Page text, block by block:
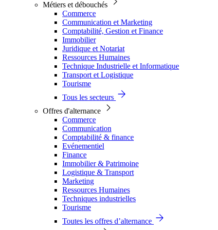
Métiers et débouchés
Commerce
Communication et Marketing
Comptabilité, Gestion et Finance
Immobilier
Juridique et Notariat
Ressources Humaines
Technique Industrielle et Informatique
Transport et Logistique
Tourisme
Tous les secteurs
Offres d'alternance
Commerce
Communication
Comptabilité & finance
Evénementiel
Finance
Immobilier & Patrimoine
Logistique & Transport
Marketing
Ressources Humaines
Techniques industrielles
Tourisme
Toutes les offres d’alternance